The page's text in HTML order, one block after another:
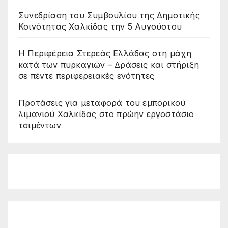
Συνεδρίαση του Συμβουλίου της Δημοτικής
Κοινότητας Χαλκίδας την 5 Αυγούστου
Η Περιφέρεια Στερεάς Ελλάδας στη μάχη
κατά των πυρκαγιών – Δράσεις και στήριξη
σε πέντε περιφερειακές ενότητες
Προτάσεις για μεταφορά του εμπορικού
λιμανιού Χαλκίδας στο πρώην εργοστάσιο
τσιμέντων